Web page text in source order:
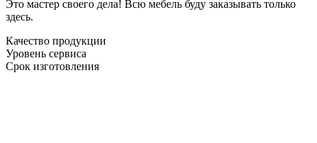
Это мастер своего дела! Всю мебель буду заказывать только
здесь.
Качество продукции
Уровень сервиса
Срок изготовления